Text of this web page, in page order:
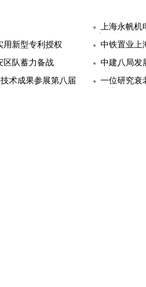
上海永帆机
用新型专利授权
中铁置业上
区队蓄力备战
中建八局发
术成果参展第八届
一位研究衰